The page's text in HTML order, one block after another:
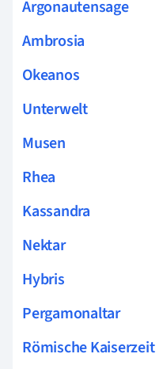
Argonautensage
Ambrosia
Okeanos
Unterwelt
Musen
Rhea
Kassandra
Nektar
Hybris
Pergamonaltar
Römische Kaiserzeit